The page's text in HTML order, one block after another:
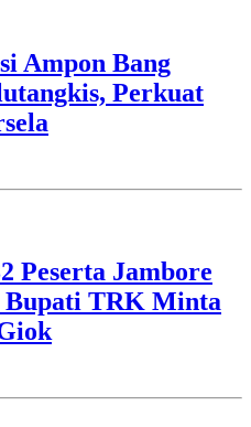
Ampon Bang
Perkuat
Peserta Jambore
Bupati TRK Minta